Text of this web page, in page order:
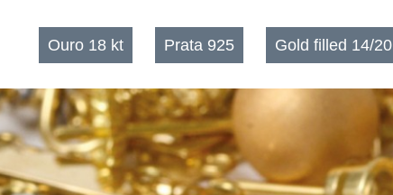
Ouro 18 kt Prata 925 Gold filled 14/20